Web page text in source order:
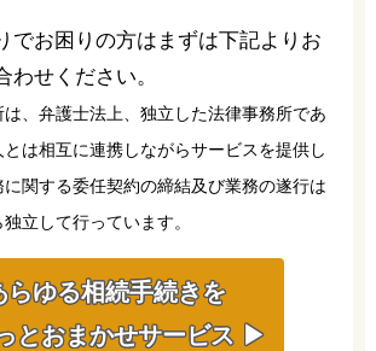
でお困りの方はまずは下記よりお
わせください。
、弁護士法上、独立した法律事務所であ
とは相互に連携しながらサービスを提供し
に関する委任契約の締結及び業務の遂行は
立して行っています。
らゆる相続手続きを
とおまかせサービス ▶